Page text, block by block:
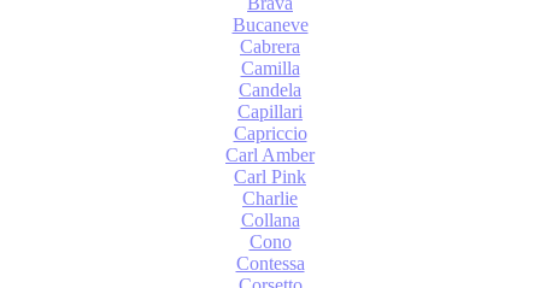
Bucaneve
Cabrera
Camilla
Candela
Capillari
Capriccio
Carl Amber
Carl Pink
Charlie
Collana
Cono
Contessa